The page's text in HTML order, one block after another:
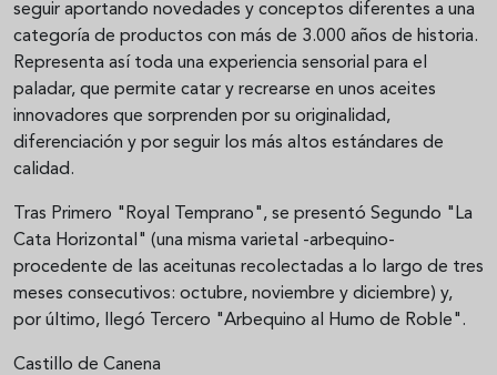
seguir aportando novedades y conceptos diferentes a una
categoría de productos con más de 3.000 años de historia.
Representa así toda una experiencia sensorial para el
paladar, que permite catar y recrearse en unos aceites
innovadores que sorprenden por su originalidad,
diferenciación y por seguir los más altos estándares de
calidad.
Tras Primero "Royal Temprano", se presentó Segundo "La
Cata Horizontal" (una misma varietal -arbequino-
procedente de las aceitunas recolectadas a lo largo de tres
meses consecutivos: octubre, noviembre y diciembre) y,
por último, llegó Tercero "Arbequino al Humo de Roble".
Castillo de Canena